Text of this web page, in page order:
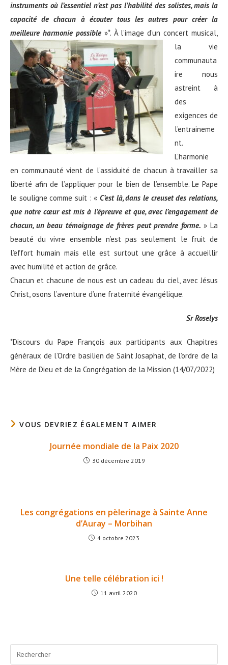
instruments où l’essentiel n’est pas l’habilité des solistes, mais la
capacité de chacun à écouter tous les autres pour créer la
meilleure harmonie possible »*. À l’image d’un concert musical,
la vie
communauta
ire nous
astreint à
des
exigences de
l’entraineme
nt.
L’harmonie
en communauté vient de l’assiduité de chacun à travailler sa
liberté afin de l’appliquer pour le bien de l’ensemble. Le Pape
le souligne comme suit : « C’est là, dans le creuset des relations,
que notre cœur est mis à l’épreuve et que, avec l’engagement de
chacun, un beau témoignage de frères peut prendre forme. » La
beauté du vivre ensemble n’est pas seulement le fruit de
l’effort humain mais elle est surtout une grâce à accueillir
avec humilité et action de grâce.
Chacun et chacune de nous est un cadeau du ciel, avec Jésus
Christ, osons l’aventure d’une fraternité évangélique.
Sr Roselys
*Discours du Pape François aux participants aux Chapitres
généraux de l’Ordre basilien de Saint Josaphat, de l’ordre de la
Mère de Dieu et de la Congrégation de la Mission (14/07/2022)
VOUS DEVRIEZ ÉGALEMENT AIMER
Journée mondiale de la Paix 2020
30 décembre 2019
Les congrégations en pèlerinage à Sainte Anne
d’Auray – Morbihan
4 octobre 2023
Une telle célébration ici !
11 avril 2020